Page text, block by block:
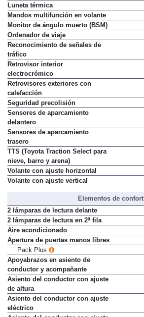
Luneta térmica
Mandos multifunción en volante
Monitor de ángulo muerto (BSM)
Ordenador de viaje
Reconocimiento de señales de
tráfico
Retrovisor interior
electrocrómico
Retrovisores exteriores con
calefacción
Seguridad precolisión
Sensores de aparcamiento
delantero
Sensores de aparcamiento
trasero
TTS (Toyota Traction Select para
nieve, barro y arena)
Volante con ajuste horizontal
Volante con ajuste vertical
Elementos de confort
2 lámparas de lectura delante
2 lámparas de lectura en 2ª fila
Aire acondicionado
Apertura de puertas manos libres
Pack Plus
Apoyabrazos en asiento de
conductor y acompañante
Asiento del conductor con ajuste
de altura
Asiento del conductor con ajuste
eléctrico